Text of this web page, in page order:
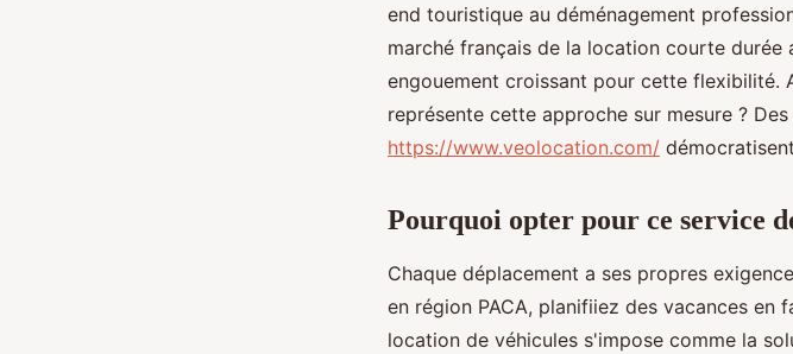
end touristique au déménagement
marché français de la location courte durée
engouement croissant pour cette flexibilité.
représente cette approche sur mesure ?
https://www.veolocation.com/
Pourquoi opter pour ce service
Chaque déplacement a ses propres
en région PACA, planifiiez des vacances en
location de véhicules s'impose comme la